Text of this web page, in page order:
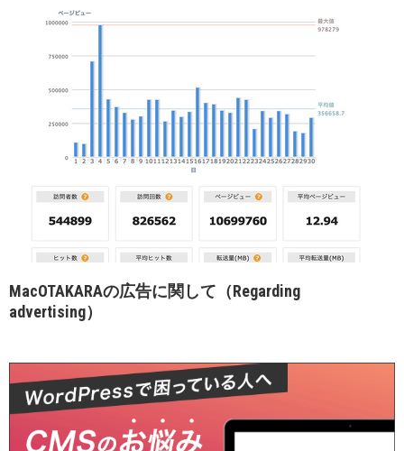
MacOTAKARAの広告に関して（Regarding
advertising）